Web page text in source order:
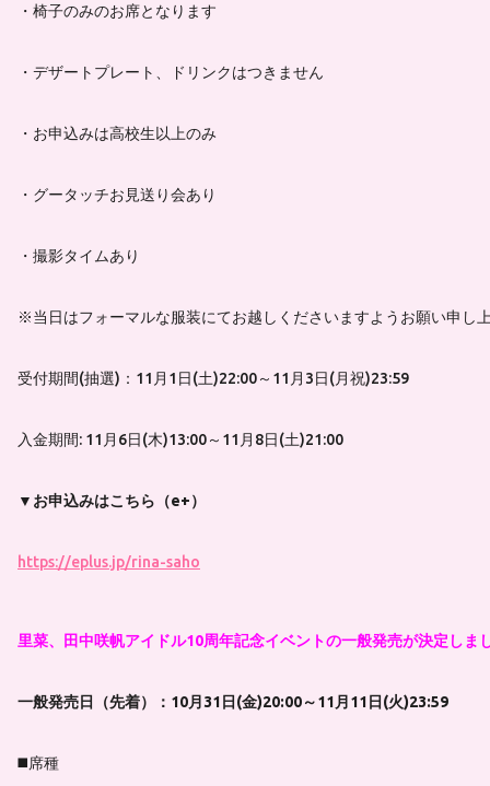
・椅子のみのお席となります
・デザートプレート、ドリンクはつきません
・お申込みは高校生以上のみ
・グータッチお見送り会あり
・撮影タイムあり
※当日はフォーマルな服装にてお越しくださいますようお願い申し上
受付期間(抽選)：11月1日(土)22:00～11月3日(月祝)23:59
入金期間: 11月6日(木)13:00～11月8日(土)21:00
▼お申込みはこちら（e+）
https://eplus.jp/rina-saho
里菜、田中咲帆アイドル10周年記念イベントの一般発売が決定しま
一般発売日（先着）：10月31日(金)20:00～11月11日(火)23:59
◼️席種